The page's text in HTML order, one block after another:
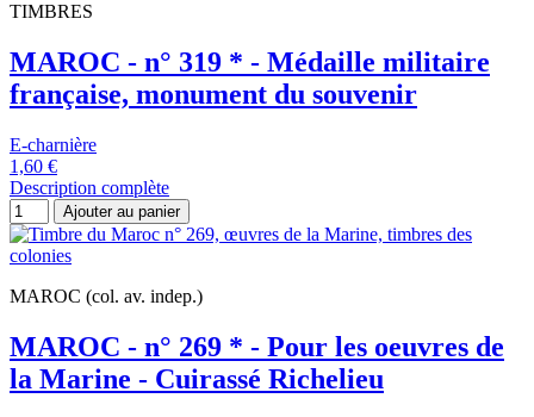
TIMBRES
MAROC - n° 319 * - Médaille militaire
française, monument du souvenir
E-charnière
1,60 €
Description complète
Ajouter au panier
MAROC (col. av. indep.)
MAROC - n° 269 * - Pour les oeuvres de
la Marine - Cuirassé Richelieu